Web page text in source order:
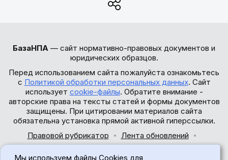
БазаНПА — сайт нормативно-правовых документов и
юридических образцов.
Перед использованием сайта пожалуйста ознакомьтесь
с Политикой обработки персональных данных. Сайт
использует cookie-файлы. Обратите внимание -
авторские права на тексты статей и формы документов
защищены. При цитировании материалов сайта
обязательна установка прямой активной гиперссылки.
Правовой рубрикатор
Лента обновлений
Мы используем файлы Cookies для